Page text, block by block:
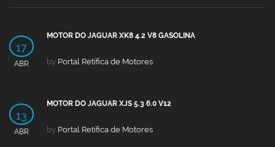
17
ABR
MOTOR DO JAGUAR XK8 4.2 V8 GASOLINA
by Portal Retífica de Motores
13
ABR
MOTOR DO JAGUAR XJS 5.3 6.0 V12
by Portal Retífica de Motores